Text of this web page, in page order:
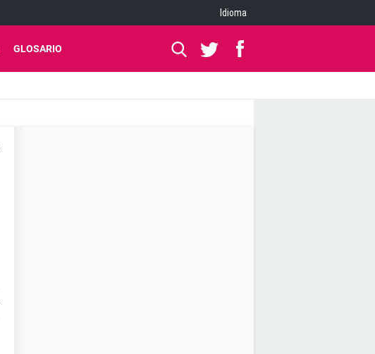
Idioma
GLOSARIO